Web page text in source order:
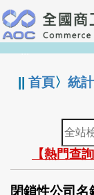
跳
到
主
要
:::
||首頁〉統
全
站
檢
索
【熱門查
閉鎖性公司名